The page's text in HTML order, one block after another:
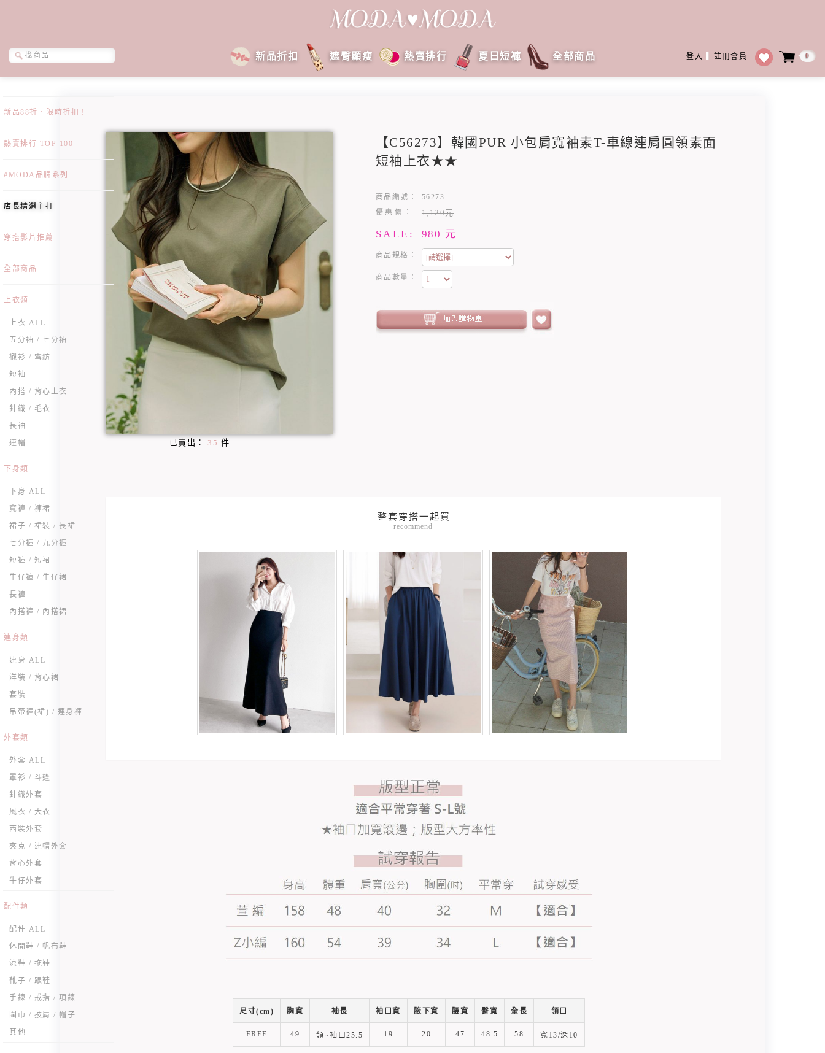
登入 註冊會員 0
新品折扣 遮臀顯瘦 熱賣排行 夏日短褲 全部商品
新品88折．限時折扣！
熱賣排行 TOP 100
#MODA品牌系列
店長精選主打
穿搭影片推薦
全部商品
上衣類
上衣 ALL
五分袖 / 七分袖
襯衫 / 雪紡
短袖
內搭 / 背心上衣
針織 / 毛衣
長袖
連帽
下身類
下身 ALL
寬褲 / 褲裙
裙子 / 裙裝 / 長裙
七分褲 / 九分褲
短褲 / 短裙
牛仔褲 / 牛仔裙
長褲
內搭褲 / 內搭裙
連身類
連身 ALL
洋裝 / 背心裙
套裝
吊帶褲(裙) / 連身褲
外套類
外套 ALL
罩衫 / 斗篷
針織外套
風衣 / 大衣
西裝外套
夾克 / 連帽外套
背心外套
牛仔外套
配件類
配件 ALL
休閒鞋 / 帆布鞋
涼鞋 / 拖鞋
靴子 / 跟鞋
手鍊 / 戒指 / 項鍊
圍巾 / 披肩 / 帽子
其他
已賣出： 35 件
【C56273】韓國PUR 小包肩寬袖素T-車線連肩圓領素面
短袖上衣★★
商品編號：
56273
優惠價：
1,120元
SALE: 980 元
商品規格：
商品數量：
recommend
尺寸(cm) 胸寬 袖長 袖口寬 腋下寬 腰寬 臀寬 全長 領口
FREE 49 領~袖口25.5 19 20 47 48.5 58 寬13/深10